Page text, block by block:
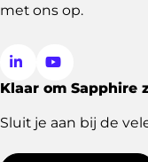
met ons op.
Ga
LinkedIn
Ga
YouTube
Klaar om Sapphire
Sluit je aan bij de